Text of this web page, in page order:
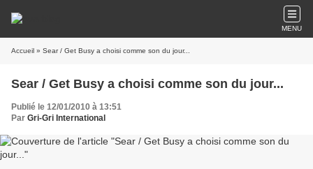
MENU
Accueil » Sear / Get Busy a choisi comme son du jour...
Sear / Get Busy a choisi comme son du jour...
Publié le 12/01/2010 à 13:51
Par Gri-Gri International